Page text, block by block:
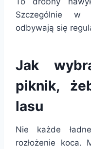
Szczególnie w
odbywają się
Jak
piknik,
lasu
Nie każde
rozłożenie koca.